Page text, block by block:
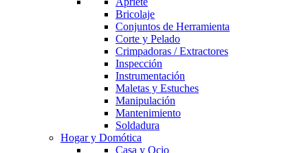
Bricolaje
Conjuntos de Herramienta
Corte y Pelado
Crimpadoras / Extractores
Inspección
Instrumentación
Maletas y Estuches
Manipulación
Mantenimiento
Soldadura
Hogar y Domótica
Casa y Ocio